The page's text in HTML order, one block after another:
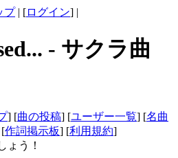
プ| [ログイン] |
- サクラ曲
] [曲の投稿] [ユーザー一覧] [名曲
作詞掲示板] [利用規約]
ょう！